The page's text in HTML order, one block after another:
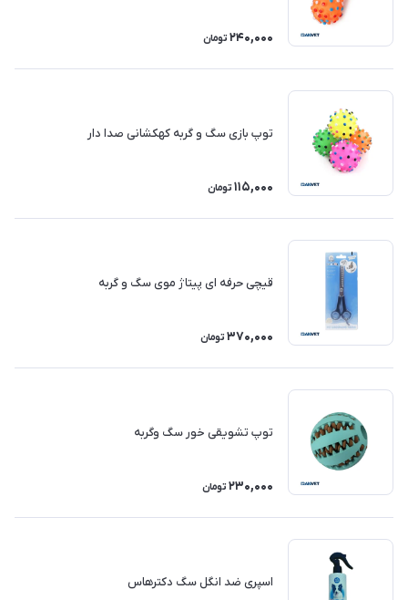
240,000 تومان
توپ بازی سگ و گربه کهکشانی صدا دار
115,000 تومان
قیچی حرفه ای پیتاژ موی سگ و گربه
370,000 تومان
توپ تشویقی خور سگ وگربه
230,000 تومان
اسپری ضد انگل سگ دکترهاس